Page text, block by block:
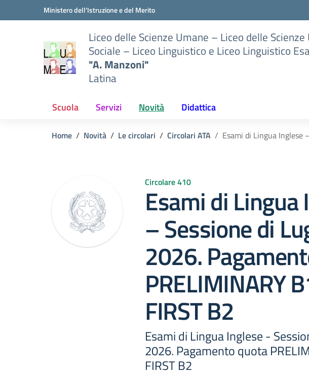
Vai ai contenuti
Vai al menu di navigazioneMinistero dell'Istruzione e del Merito
Liceo delle Scienze Umane – Liceo delle
Sociale – Liceo Linguistico e Liceo Linguistico
"A. Manzoni"
Latina
Scuola Servizi Novità Didattica
Home Novità Le circolari Circolari ATA Esami di Lingua Inglese
Circolare 410
Esami di Lingua
– Sessione di
2026.
PRELIMINARY
FIRST B2
Esami di Lingua Inglese -
2026. Pagamento quota
FIRST B2